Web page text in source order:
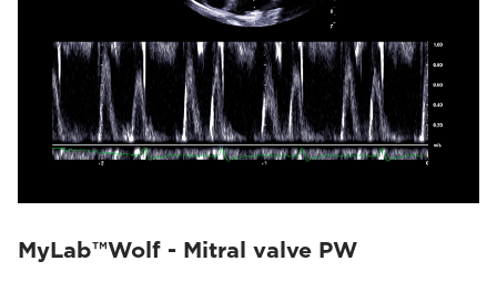
MyLab™Wolf - Mitral valve PW